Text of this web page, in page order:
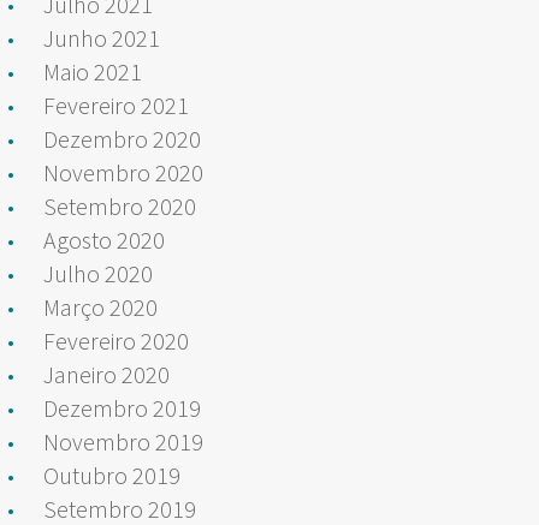
Junho 2021
Maio 2021
Fevereiro 2021
Dezembro 2020
Novembro 2020
Setembro 2020
Agosto 2020
Julho 2020
Março 2020
Fevereiro 2020
Janeiro 2020
Dezembro 2019
Novembro 2019
Outubro 2019
Setembro 2019